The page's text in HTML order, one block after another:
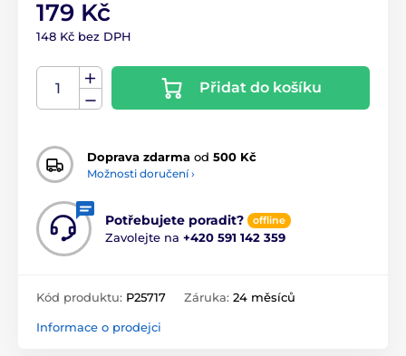
179 Kč
148 Kč bez DPH
Přidat do košíku
Doprava zdarma od 500 Kč
Možnosti doručení ›
Potřebujete poradit? offline
Zavolejte na +420 591 142 359
Kód produktu: P25717 Záruka: 24 měsíců
Informace o prodejci